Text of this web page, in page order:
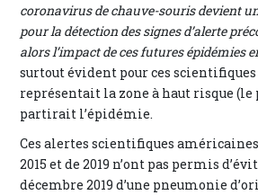
coronavirus de chauve-souris devient
pour la détection des signes d’alerte
alors l’impact de ces futures épidémies
surtout évident pour ces
représentait la zone à haut risque (le
partirait l’épidémie.
Ces alertes scientifiques
2015 et de 2019 n’ont pas permis
décembre 2019 d’une pneumonie